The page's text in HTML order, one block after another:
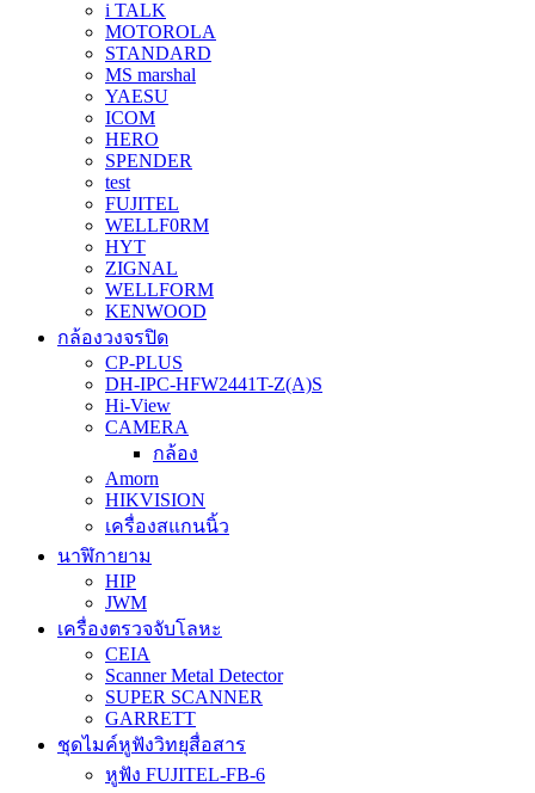
i TALK
MOTOROLA
STANDARD
MS marshal
YAESU
ICOM
HERO
SPENDER
test
FUJITEL
WELLF0RM
HYT
ZIGNAL
WELLFORM
KENWOOD
กล้องวงจรปิด
CP-PLUS
DH-IPC-HFW2441T-Z(A)S
Hi-View
CAMERA
กล้อง
Amorn
HIKVISION
เครื่องสแกนนิ้ว
นาฬิกายาม
HIP
JWM
เครื่องตรวจจับโลหะ
CEIA
Scanner Metal Detector
SUPER SCANNER
GARRETT
ชุดไมค์หูฟังวิทยุสื่อสาร
หูฟัง FUJITEL-FB-6